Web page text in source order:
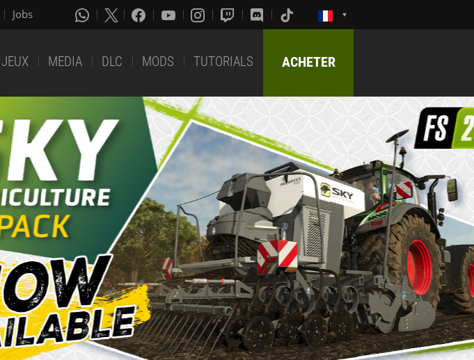
Jobs
JEUX MEDIA DLC MODS TUTORIALS ACHETER